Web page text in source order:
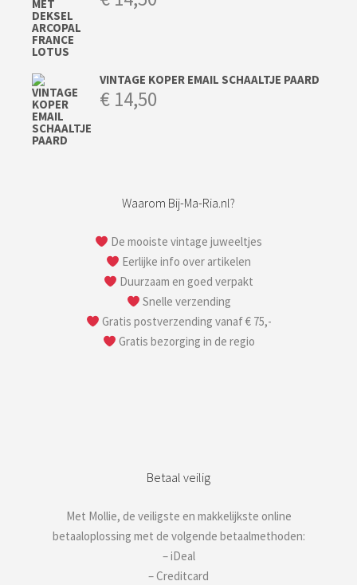
VINTAGE KOPER EMAIL SCHAALTJE PAARD
€ 14,50
Waarom Bij-Ma-Ria.nl?
De mooiste vintage juweeltjes
Eerlijke info over artikelen
Duurzaam en goed verpakt
Snelle verzending
Gratis postverzending vanaf € 75,-
Gratis bezorging in de regio
Betaal veilig
Met Mollie, de veiligste en makkelijkste online
betaaloplossing met de volgende betaalmethoden:
– iDeal
– Creditcard